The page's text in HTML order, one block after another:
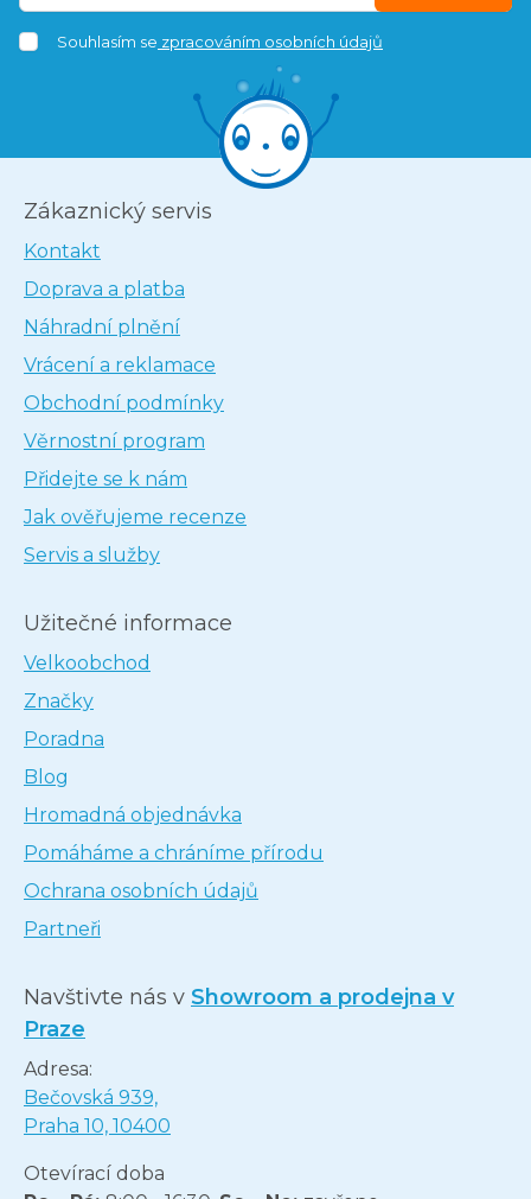
Souhlasím se zpracováním osobních údajů
Zákaznický servis
Kontakt
Doprava a platba
Náhradní plnění
Vrácení a reklamace
Obchodní podmínky
Věrnostní program
Přidejte se k nám
Jak ověřujeme recenze
Servis a služby
Užitečné informace
Velkoobchod
Značky
Poradna
Blog
Hromadná objednávka
Pomáháme a chráníme přírodu
Ochrana osobních údajů
Partneři
Navštivte nás v Showroom a prodejna v
Praze
Adresa:
Bečovská 939,
Praha 10, 10400
Otevírací doba